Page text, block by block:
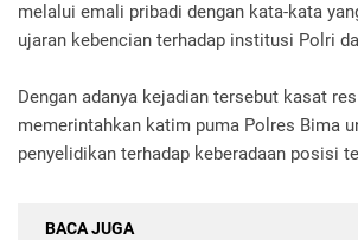
melalui emali pribadi dengan kata-kata
ujaran kebencian terhadap institusi Polri
Dengan adanya kejadian tersebut kasat
memerintahkan katim puma Polres Bima
penyelidikan terhadap keberadaan posisi
BACA JUGA